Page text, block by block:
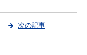
次の記事